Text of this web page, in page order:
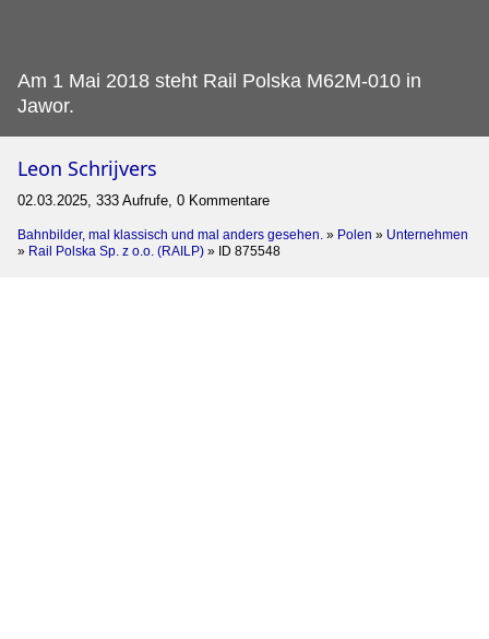
Am 1 Mai 2018 steht Rail Polska M62M-010 in
Jawor.
Leon Schrijvers
02.03.2025, 333 Aufrufe, 0 Kommentare
Bahnbilder, mal klassisch und mal anders gesehen. » Polen » Unternehmen
» Rail Polska Sp. z o.o. (RAILP) » ID 875548